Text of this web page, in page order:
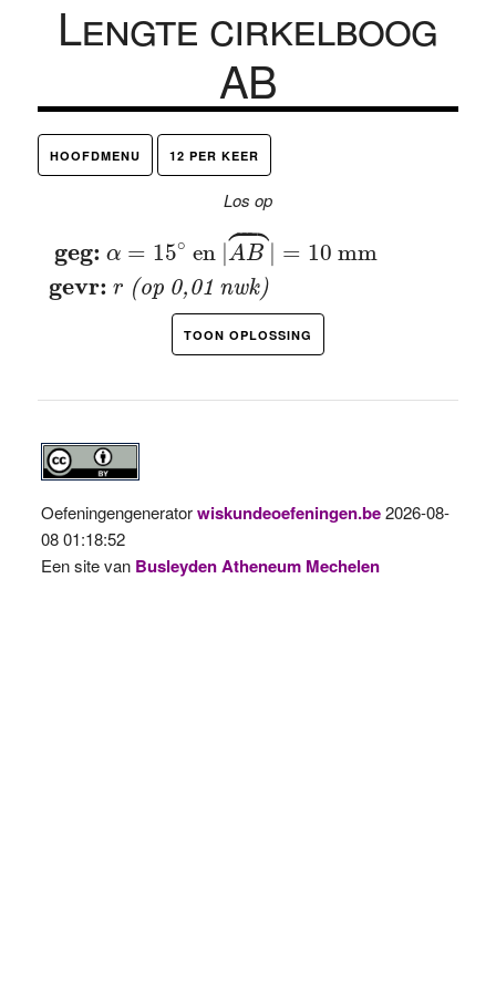
Lengte cirkelboog
AB
HOOFDMENU 12 PER KEER
Los op
geg: α = 15∘ en |
AB | = 10 mm
gevr: r (op 0,01 nwk)
AB⏜
TOON OPLOSSING
Oefeningengeneratorwiskundeoefeningen.be2026-08-
08 01:18:52
Een site van Busleyden Atheneum Mechelen